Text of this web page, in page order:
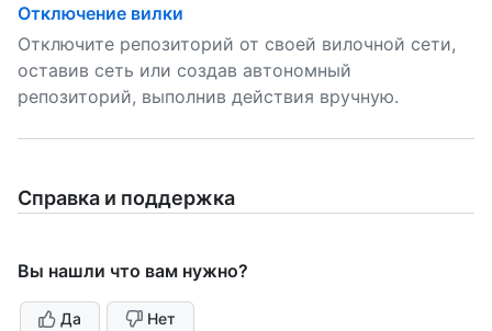
Отключение вилки
Отключите репозиторий от своей вилочной сети,
оставив сеть или создав автономный
репозиторий, выполнив действия вручную.
Справка и поддержка
Вы нашли что вам нужно?
Да Нет